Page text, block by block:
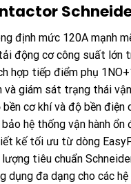
Schneider
định mức 120A mạnh
động cơ công suất lớn
hợp tiếp điểm phụ
và giám sát trạng thái
cơ khí và độ bền điện
hệ thống vận hành ổn
kế tối ưu từ dòng
tiêu chuẩn
dụng đa dạng cho các